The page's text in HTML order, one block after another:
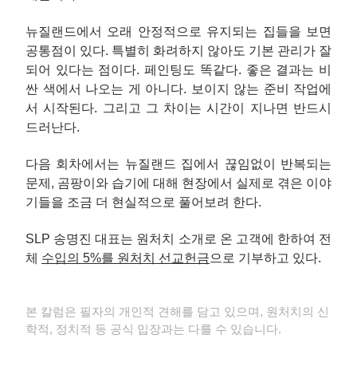
뉴질랜드에서 오래 안정적으로 유지되는 집들을 보면
공통점이 있다. 특별히 화려하지 않아도 기본 관리가 잘
되어 있다는 점이다. 페인팅도 똑같다. 좋은 결과는 비
싼 색에서 나오는 게 아니다. 보이지 않는 준비 작업에
서 시작된다. 그리고 그 차이는 시간이 지나면 반드시
드러난다.
다음 회차에서는 뉴질랜드 집에서 끊임없이 반복되는
문제, 곰팡이와 습기에 대해 현장에서 실제로 겪은 이야
기들을 조금 더 현실적으로 풀어보려 한다.
SLP 송명진 대표는 원처치 소개로 온 고객에 한하여 전
체 수입의 5%를 원처치 선교헌금으로 기부하고 있다.
본 칼럼은 필자의 개인적 견해를 담고 있으며, 원처치의 신
학적, 정치적 등 공식 입장과는 다를 수 있습니다.